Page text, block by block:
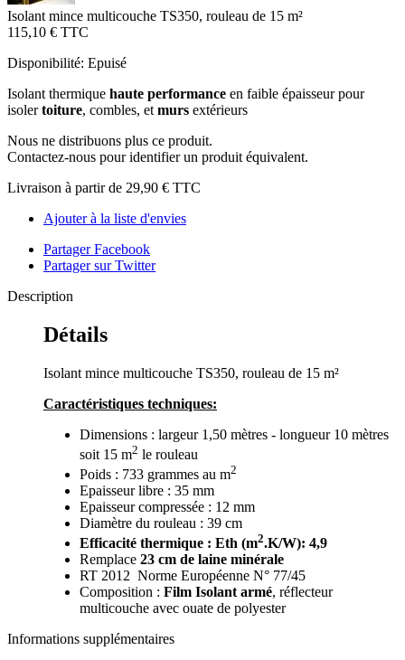
Isolant mince multicouche TS350, rouleau de 15 m²
115,10 € TTC
Disponibilité: Epuisé
Isolant thermique haute performance en faible épaisseur pour
isolertoiture, combles, et murs extérieurs
Nous ne distribuons plus ce produit.
Contactez-nous pour identifier un produit équivalent.
Livraison à partir de 29,90 € TTC
Ajouter à la liste d'envies
Partager Facebook
Partager sur Twitter
Description
Détails
Isolant mince multicouche TS350, rouleau de 15 m²
Caractéristiques techniques:
Dimensions : largeur 1,50 mètres - longueur 10 mètres
soit 15 m2 le rouleau
Poids : 733 grammes au m2
Epaisseur libre : 35 mm
Epaisseur compressée : 12 mm
Diamètre du rouleau : 39 cm
Efficacité thermique : Eth (m2.K/W): 4,9
Remplace 23 cm de laine minérale
RT 2012 Norme Européenne N° 77/45
Composition : Film Isolant armé, réflecteur
multicouche avec ouate de polyester
Informations supplémentaires